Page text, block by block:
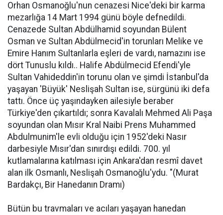
Orhan Osmanoğlu'nun cenazesi Nice'deki bir karma
mezarlığa 14 Mart 1994 günü böyle defnedildi.
Cenazede Sultan Abdülhamid soyundan Bülent
Osman ve Sultan Abdülmecid'in torunları Melike ve
Emire Hanım Sultanlarla eşleri de vardı, namazını ise
dört Tunuslu kıldı.. Halife Abdülmecid Efendi'yle
Sultan Vahideddin'in torunu olan ve şimdi İstanbul'da
yaşayan 'Büyük' Neslişah Sultan ise, sürgünü iki defa
tattı. Önce üç yaşındayken ailesiyle beraber
Türkiye'den çıkartıldı; sonra Kavalalı Mehmed Ali Paşa
soyundan olan Mısır Kral Naibi Prens Muhammed
Abdulmunim'le evli olduğu için 1952'deki Nasır
darbesiyle Mısır'dan sınırdışı edildi. 700. yıl
kutlamalarına katılması için Ankara'dan resmî davet
alan ilk Osmanlı, Neslişah Osmanoğlu'ydu. "(Murat
Bardakçı, Bir Hanedanın Dramı)
Bütün bu travmaları ve acıları yaşayan hanedan